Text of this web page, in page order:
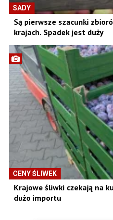
SADY
Są pierwsze szacunki
krajach. Spadek jest duży
CENY ŚLIWEK
Krajowe śliwki czekają na
dużo importu